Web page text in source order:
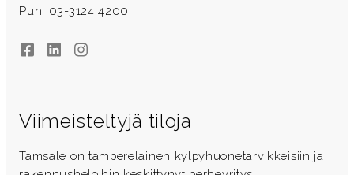
Puh. 03-3124 4200
FacebookLinkedInInstagram
Viimeisteltyjä tiloja
Tamsale on tamperelainen kylpyhuonetarvikkeisiin ja